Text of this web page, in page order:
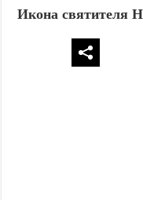
Икона святителя